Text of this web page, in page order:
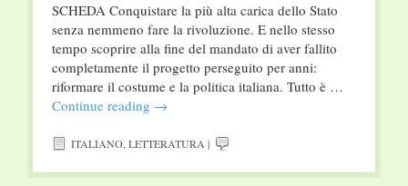
SCHEDA Conquistare la più alta carica dello Stato
senza nemmeno fare la rivoluzione. E nello stesso
tempo scoprire alla fine del mandato di aver fallito
completamente il progetto perseguito per anni:
riformare il costume e la politica italiana. Tutto è …
Continue reading →
ITALIANO, LETTERATURA |